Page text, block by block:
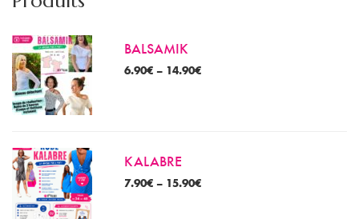
BALSAMIK
6.90€ – 14.90€
KALABRE
7.90€ – 15.90€